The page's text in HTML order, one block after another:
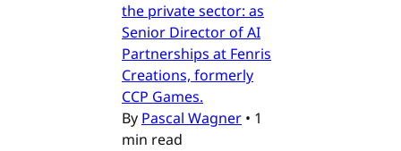
the private sector: as
Senior Director of AI
Partnerships at Fenris
Creations, formerly
CCP Games.
By Pascal Wagner • 1
min read